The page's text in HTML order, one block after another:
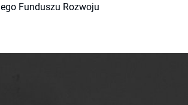
Funduszu Rozwoju